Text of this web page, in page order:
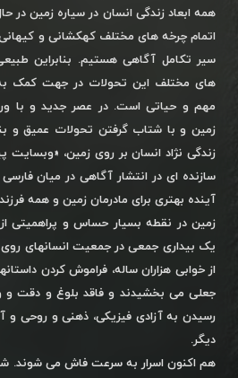
همه ابعاد زندگی انسان در سیاره زمین در
اتمام چرخه های مختلف کهکشانی و
سیر تکامل آگاهی هستیم. بنابراین
های مختلف این تحولات در جهت کمک
مهم و حیاتی است. در عصر جدید و با
زمین و با شتاب گرفتن تحولات عمیق و
زندگی نژاد انسان بر روی زمین، «وبسایت
سازنده ای در انتشار آگاهی در میان
آینده بهتری برای مادرمان زمین و همه
زمین در نقطه بسیار حساس و پراهمیتی
یک بیداری جمعی در جمعیت انسانهای
از خوابی هزاران ساله، فراموش کردن
جعلی می بخشیدند و فاقد بلوغ و دقت و
رسیدن به آزادی فیزیکی، ذهنی و روحی و
دیگر.
هم اکنون اسرار به سرعت فاش می شوند.